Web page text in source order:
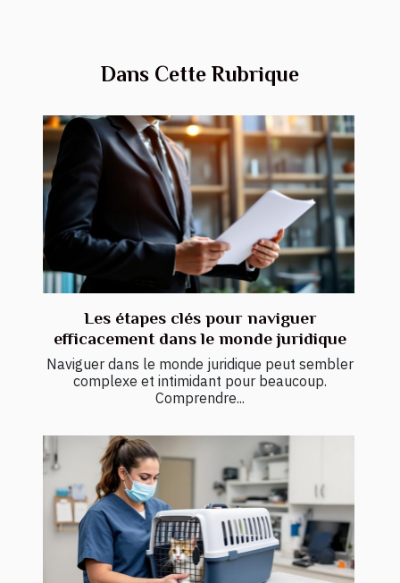
Dans Cette Rubrique
Les étapes clés pour naviguer
efficacement dans le monde juridique
Naviguer dans le monde juridique peut sembler
complexe et intimidant pour beaucoup.
Comprendre...